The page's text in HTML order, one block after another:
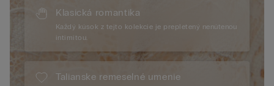
Klasická romantika
Každý kúsok z tejto kolekcie je prepletený nenútenou
intimitou.
Talianske remeselné umenie